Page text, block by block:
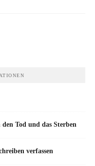
Tod und das Sterben
verfassen